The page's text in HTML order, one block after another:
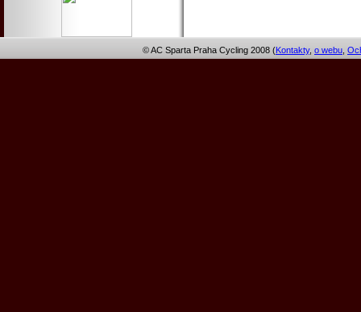
© AC Sparta Praha Cycling 2008 (Kontakty, o webu